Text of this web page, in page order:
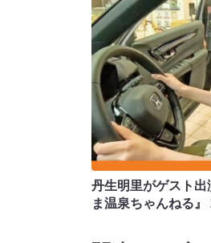
丹生明里がゲスト
ま温泉ちゃんねる』